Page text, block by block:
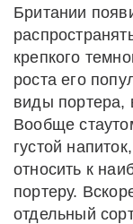
Британии
крепкого
роста его
виды портера,
Вообще
густой
относить к
портеру.
отдельный